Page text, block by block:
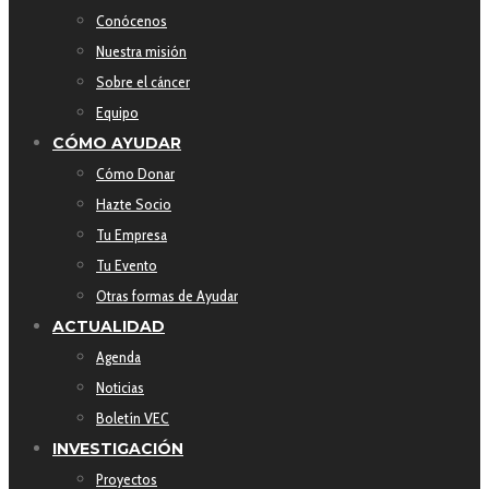
Conócenos
Nuestra misión
Sobre el cáncer
Equipo
CÓMO AYUDAR
Cómo Donar
Hazte Socio
Tu Empresa
Tu Evento
Otras formas de Ayudar
ACTUALIDAD
Agenda
Noticias
Boletín VEC
INVESTIGACIÓN
Proyectos